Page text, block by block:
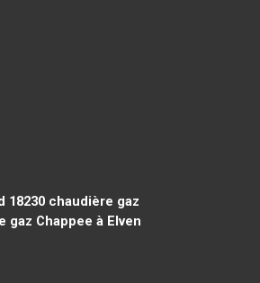
18230 chaudière gaz
gaz Chappee à Elven